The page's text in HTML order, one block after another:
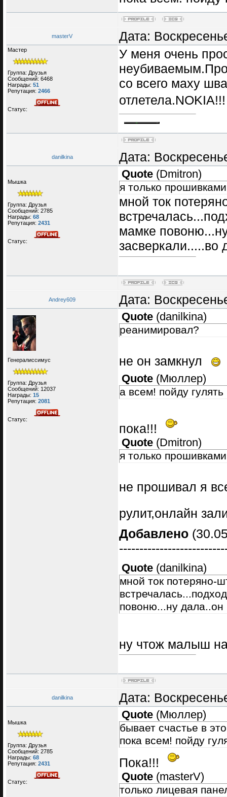
masterV Дата:
Мастер
Группа: Друзья
Сообщений: 6468
Награды: 51
Репутация: 2466
Статус:
У меня очень
со всего маху
danilkina Дата:
Мышка
Группа: Друзья
Сообщений: 2785
Награды: 68
Репутация: 2431
Статус:
Quote (Dmitron)
я только
мной ток
мамке
засверкали.....во
Andrey609 Дата:
Генералиссимус
Группа: Друзья
Сообщений: 12037
Награды: 15
Репутация: 2081
Статус:
Quote (danilkina)
реанимировал?
не он замкнул
Quote (Мюллер)
а всем! пойду гулять
пока!!!
Quote (Dmitron)
я только
не прошивал я
рулит,онлайн
Добавлено
Quote (danilkina)
мной ток потеряно-
повоню...ну дала..он
ну чтож малыш
danilkina Дата:
Мышка
Группа: Друзья
Сообщений: 2785
Награды: 68
Репутация: 2431
Статус:
Quote (Мюллер)
бывает счастье в
пока всем! пойду
Пока!!!
Quote (masterV)
только лицевая